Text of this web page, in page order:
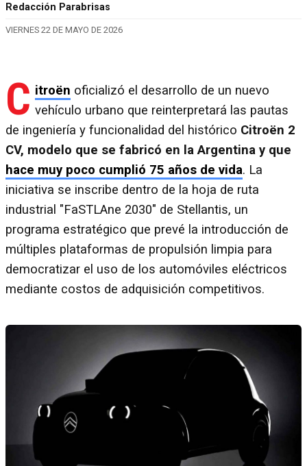
Redacción Parabrisas
VIERNES 22 DE MAYO DE 2026
C itroën oficializó el desarrollo de un nuevo
vehículo urbano que reinterpretará las pautas
de ingeniería y funcionalidad del histórico Citroën 2
CV, modelo que se fabricó en la Argentina y que
hace muy poco cumplió 75 años de vida. La
iniciativa se inscribe dentro de la hoja de ruta
industrial "FaSTLAne 2030" de Stellantis, un
programa estratégico que prevé la introducción de
múltiples plataformas de propulsión limpia para
democratizar el uso de los automóviles eléctricos
mediante costos de adquisición competitivos.